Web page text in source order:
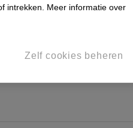
intrekken.
Meer informatie over
Zelf cookies beheren